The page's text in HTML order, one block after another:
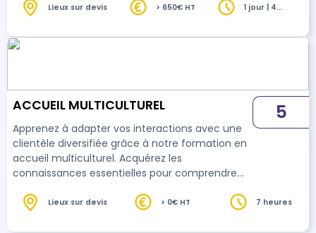
du réchauffement climatique et mettez en
pour répondre au critère 237 du classement
hôtelier.
Lieux sur devis > 650€ HT
1 jour | 4
ACCUEIL MULTICULTUREL
Apprenez à adapter vos interactions avec une
clientèle diversifiée grâce à notre formation en
accueil multiculturel. Acquérez les
connaissances essentielles pour comprendre
règles de communication efficaces. Car la
5
Lieux sur devis > 0€ HT 7 heures